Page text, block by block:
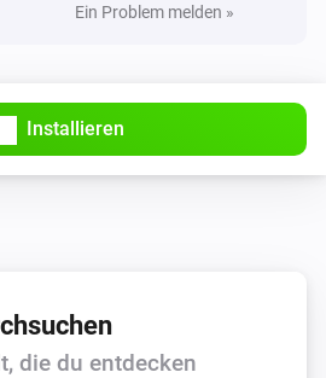
der Batterie ist
der Batterie ist
Ein Problem melden »
Installieren
die du entdecken